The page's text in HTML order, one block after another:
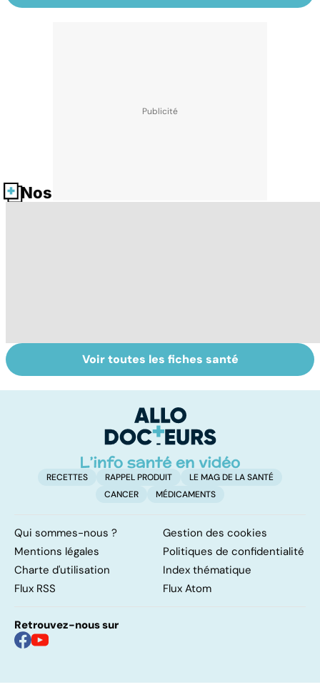
Nos fiches santé
Faire du sport à
domicile, c'est
Don de gamètes :
le pour et le
levée de
l'anonymat
Voir toutes les fiches santé
RECETTES RAPPEL PRODUIT
LE MAG DE LA SANTÉ
CANCER
MÉDICAMENTS
Qui sommes-nous ?
Gestion des cookies
Mentions légales
Politiques de confidentialité
Charte d'utilisation
Index thématique
Flux RSS
Flux Atom
Retrouvez-nous sur